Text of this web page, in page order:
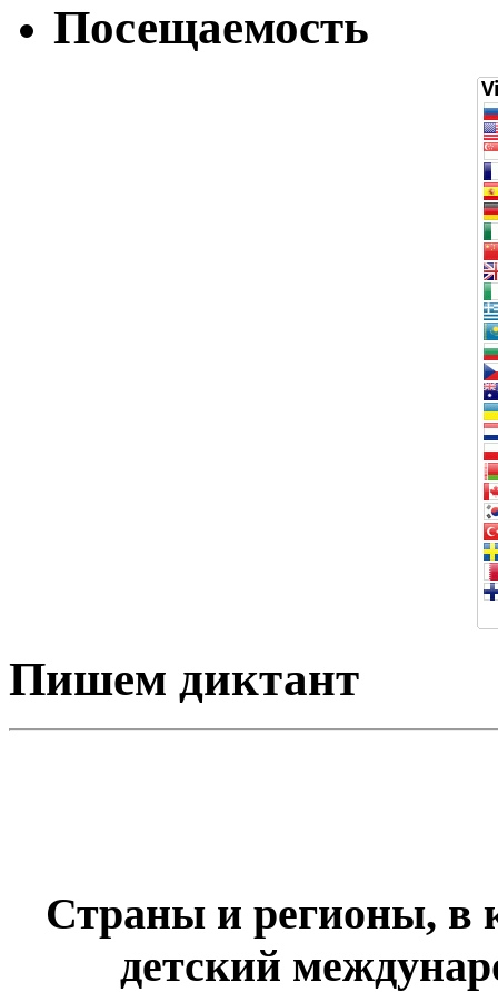
Посещаемость
Пишем диктант
Страны и регионы, в
детский